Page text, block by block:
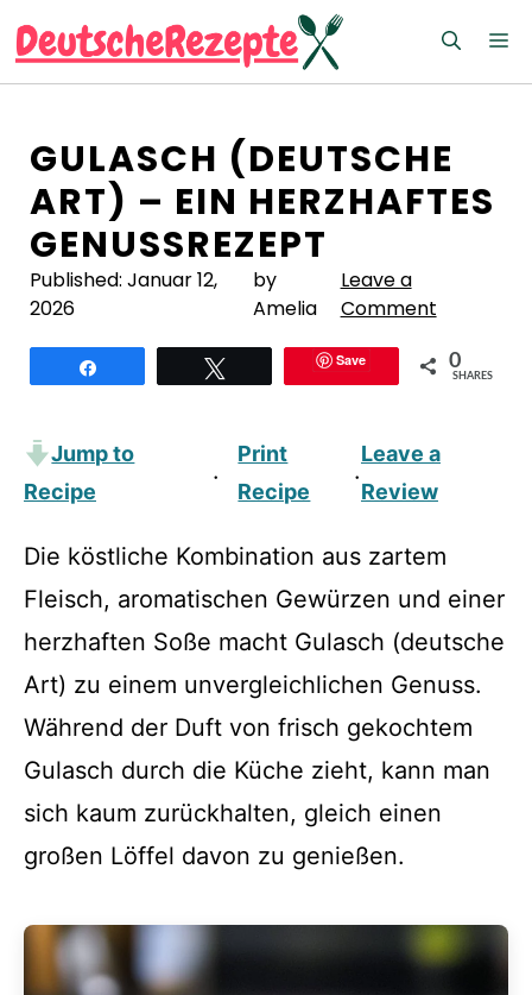
Inhalt
springen
GULASCH (DEUTSCHE
ART) – EIN HERZHAFTES
GENUSSREZEPT
Published: Januar 12,
2026
by
Amelia
Leave a
Comment
Save 0
SHARES
Jump to
Recipe
·
Print
Recipe
·
Leave a
Review
Die köstliche Kombination aus zartem
Fleisch, aromatischen Gewürzen und einer
herzhaften Soße macht Gulasch (deutsche
Art) zu einem unvergleichlichen Genuss.
Während der Duft von frisch gekochtem
Gulasch durch die Küche zieht, kann man
sich kaum zurückhalten, gleich einen
großen Löffel davon zu genießen.